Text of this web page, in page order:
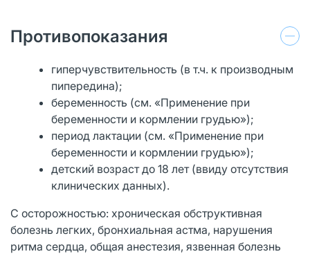
Противопоказания
гиперчувствительность (в т.ч. к производным
пипередина);
беременность (см. «Применение при
беременности и кормлении грудью»);
период лактации (см. «Применение при
беременности и кормлении грудью»);
детский возраст до 18 лет (ввиду отсутствия
клинических данных).
С осторожностью: хроническая обструктивная
болезнь легких, бронхиальная астма, нарушения
ритма сердца, общая анестезия, язвенная болезнь